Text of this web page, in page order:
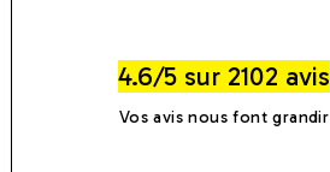
4.6/5 sur 2102 avis
Vos avis nous font grandir